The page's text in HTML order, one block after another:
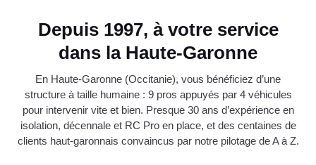
Depuis 1997, à votre service
dans la Haute-Garonne
En Haute-Garonne (Occitanie), vous bénéficiez d’une
structure à taille humaine : 9 pros appuyés par 4 véhicules
pour intervenir vite et bien. Presque 30 ans d’expérience en
isolation, décennale et RC Pro en place, et des centaines de
clients haut-garonnais convaincus par notre pilotage de A à Z.